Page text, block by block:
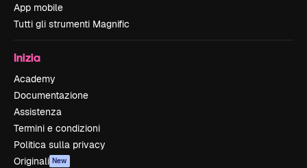
App mobile
Tutti gli strumenti Magnific
Inizia
Academy
Documentazione
Assistenza
Termini e condizioni
Politica sulla privacy
Originali New